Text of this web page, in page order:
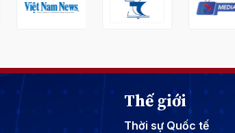
Thế giới
Thời sự Quốc tế